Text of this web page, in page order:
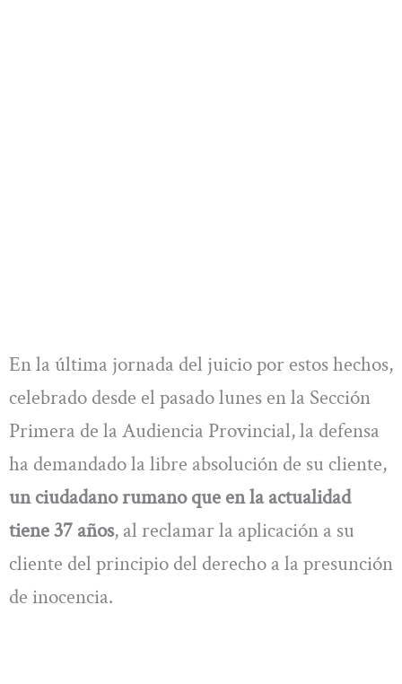
En la última jornada del juicio por estos hechos,
celebrado desde el pasado lunes en la Sección
Primera de la Audiencia Provincial, la defensa
ha demandado la libre absolución de su cliente,
un ciudadano rumano que en la actualidad
tiene 37 años, al reclamar la aplicación a su
cliente del principio del derecho a la presunción
de inocencia.